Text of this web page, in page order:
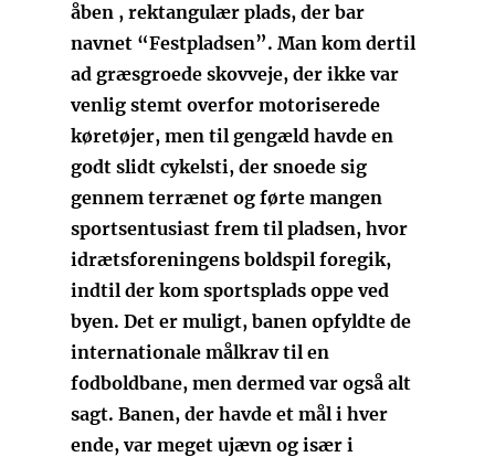
åben , rektangulær plads, der bar
navnet “Festpladsen”. Man kom dertil
ad græsgroede skovveje, der ikke var
venlig stemt overfor motoriserede
køretøjer, men til gengæld havde en
godt slidt cykelsti, der snoede sig
gennem terrænet og førte mangen
sportsentusiast frem til pladsen, hvor
idrætsforeningens boldspil foregik,
indtil der kom sportsplads oppe ved
byen. Det er muligt, banen opfyldte de
internationale målkrav til en
fodboldbane, men dermed var også alt
sagt. Banen, der havde et mål i hver
ende, var meget ujævn og især i